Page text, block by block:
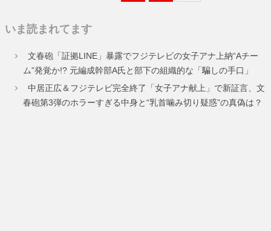
ー
ジ
ー
ジ
ー
ジ
いま読まれてます
文春砲「証拠LINE」暴露でフジテレビの女子アナ上納“Aチー
ム”発覚か!? 元編成幹部A氏と部下の組織的な「騙しの手口」
中居正広＆フジテレビ完全終了「女子アナ献上」で新証言、文
春砲第3弾のホラーすぎる中身と“乳首噛み切り疑惑”の真偽は？